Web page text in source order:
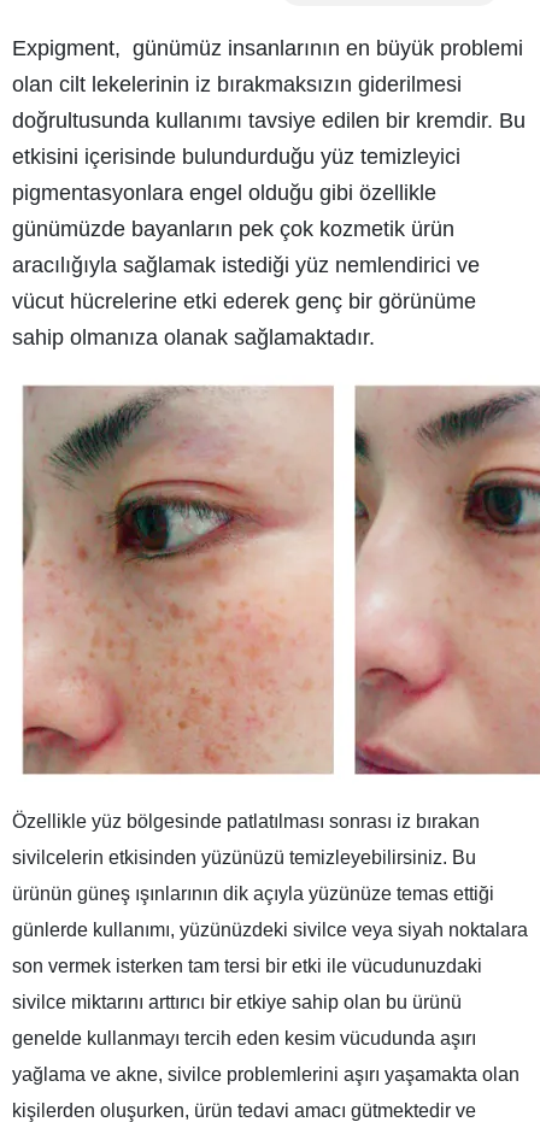
Expigment, günümüz insanlarının en büyük problemi
olan cilt lekelerinin iz bırakmaksızın giderilmesi
doğrultusunda kullanımı tavsiye edilen bir kremdir. Bu
etkisini içerisinde bulundurduğu yüz temizleyici
pigmentasyonlara engel olduğu gibi özellikle
günümüzde bayanların pek çok kozmetik ürün
aracılığıyla sağlamak istediği yüz nemlendirici ve
vücut hücrelerine etki ederek genç bir görünüme
sahip olmanıza olanak sağlamaktadır.
Özellikle yüz bölgesinde patlatılması sonrası iz bırakan
sivilcelerin etkisinden yüzünüzü temizleyebilirsiniz. Bu
ürünün güneş ışınlarının dik açıyla yüzünüze temas ettiği
günlerde kullanımı, yüzünüzdeki sivilce veya siyah noktalara
son vermek isterken tam tersi bir etki ile vücudunuzdaki
sivilce miktarını arttırıcı bir etkiye sahip olan bu ürünü
genelde kullanmayı tercih eden kesim vücudunda aşırı
yağlama ve akne, sivilce problemlerini aşırı yaşamakta olan
kişilerden oluşurken, ürün tedavi amacı gütmektedir ve